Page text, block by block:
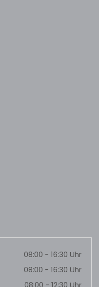
08:00 - 16:30 Uhr
08:00 - 16:30 Uhr
08:00 - 12:30 Uhr